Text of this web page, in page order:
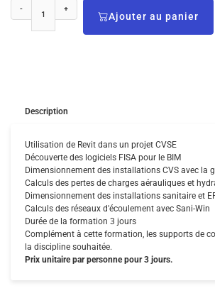
- +
Ajouter au panier
Description
Utilisation de Revit dans un projet CVSE
Découverte des logiciels FISA pour le BIM
Dimensionnement des installations CVS avec la
Calculs des pertes de charges aérauliques et
Dimensionnement des installations sanitaire et
Calculs des réseaux d'écoulement avec Sani-Win
Durée de la formation 3 jours
Complément à cette formation, les supports de
la discipline souhaitée.
Prix unitaire par personne pour 3 jours.